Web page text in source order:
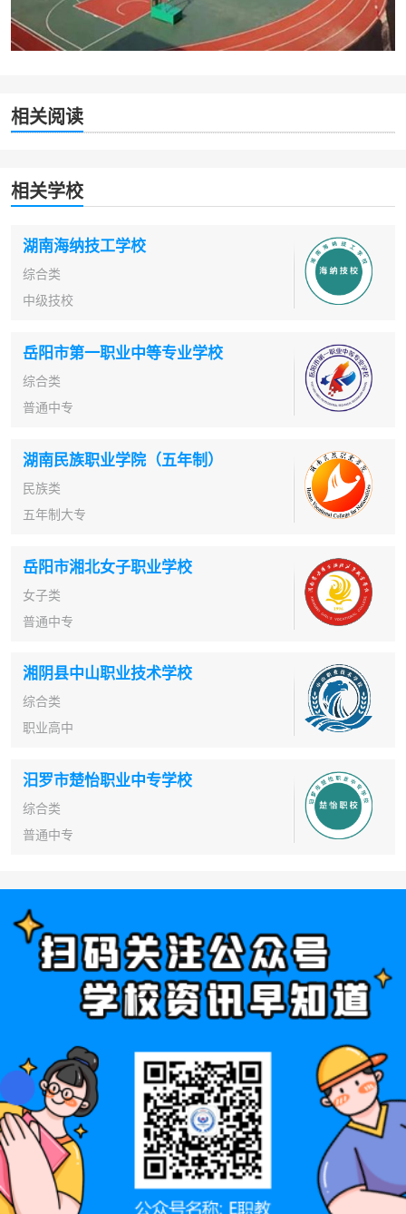
相关阅读
相关学校
湖南海纳技工学校
综合类
中级技校
岳阳市第一职业中等专业学校
综合类
普通中专
湖南民族职业学院（五年制）
民族类
五年制大专
岳阳市湘北女子职业学校
女子类
普通中专
湘阴县中山职业技术学校
综合类
职业高中
汨罗市楚怡职业中专学校
综合类
普通中专